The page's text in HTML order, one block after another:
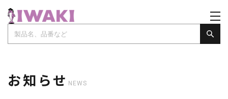
お知らせ NEWS